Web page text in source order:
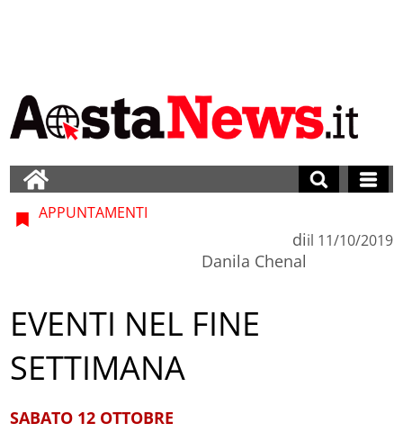
APPUNTAMENTI
di
Danila Chenal
il 11/10/2019
EVENTI NEL FINE
SETTIMANA
SABATO 12 OTTOBRE